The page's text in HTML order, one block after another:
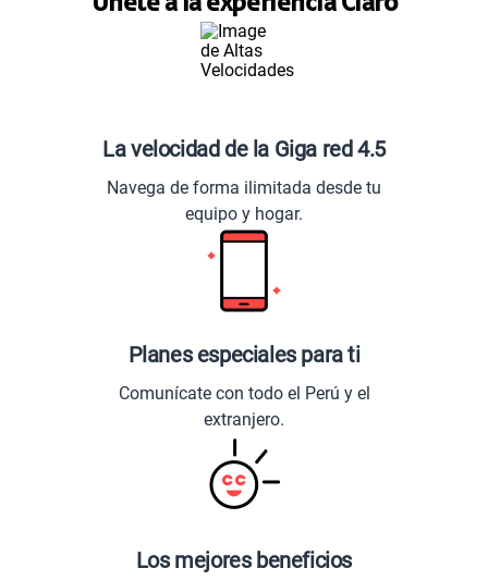
La velocidad de la Giga red 4.5
Navega de forma ilimitada desde tu
equipo y hogar.
Planes especiales para ti
Comunícate con todo el Perú y el
extranjero.
Los mejores beneficios